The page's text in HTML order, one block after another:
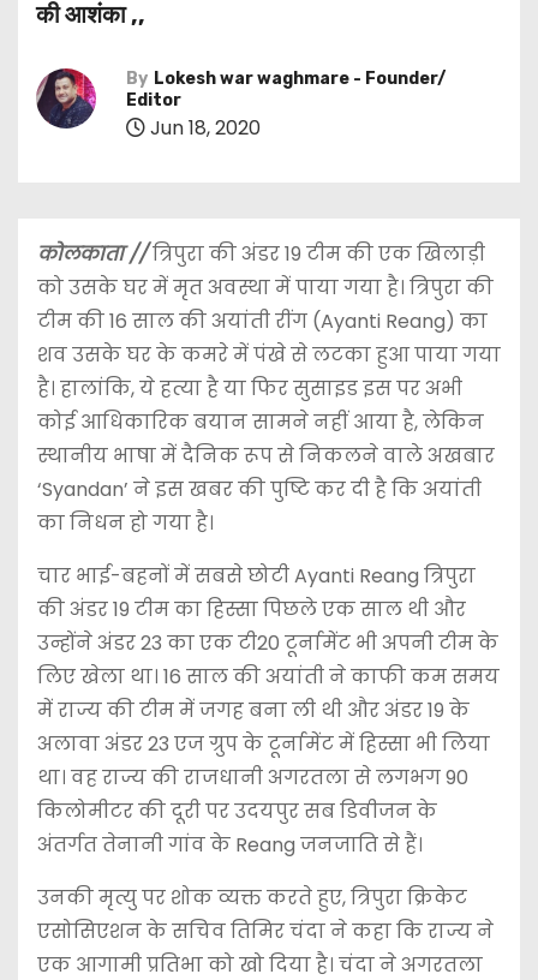
की आशंका ,,
By Lokesh war waghmare - Founder/
Editor
Jun 18, 2020
कोलकाता //त्रिपुरा की अंडर 19 टीम की एक खिलाड़ी
को उसके घर में मृत अवस्था में पाया गया है। त्रिपुरा की
टीम की 16 साल की अयांती रींग (Ayanti Reang) का
शव उसके घर के कमरे में पंखे से लटका हुआ पाया गया
है। हालांकि, ये हत्या है या फिर सुसाइड इस पर अभी
कोई आधिकारिक बयान सामने नहीं आया है, लेकिन
स्थानीय भाषा में दैनिक रूप से निकलने वाले अखबार
‘Syandan’ ने इस खबर की पुष्टि कर दी है कि अयांती
का निधन हो गया है।
चार भाई-बहनों में सबसे छोटी Ayanti Reang त्रिपुरा
की अंडर 19 टीम का हिस्सा पिछले एक साल थी और
उन्होंने अंडर 23 का एक टी20 टूर्नामेंट भी अपनी टीम के
लिए खेला था। 16 साल की अयांती ने काफी कम समय
में राज्य की टीम में जगह बना ली थी और अंडर 19 के
अलावा अंडर 23 एज ग्रुप के टूर्नामेंट में हिस्सा भी लिया
था। वह राज्य की राजधानी अगरतला से लगभग 90
किलोमीटर की दूरी पर उदयपुर सब डिवीजन के
अंतर्गत तेनानी गांव के Reang जनजाति से हैं।
उनकी मृत्यु पर शोक व्यक्त करते हुए, त्रिपुरा क्रिकेट
एसोसिएशन के सचिव तिमिर चंदा ने कहा कि राज्य ने
एक आगामी प्रतिभा को खो दिया है। चंदा ने अगरतला